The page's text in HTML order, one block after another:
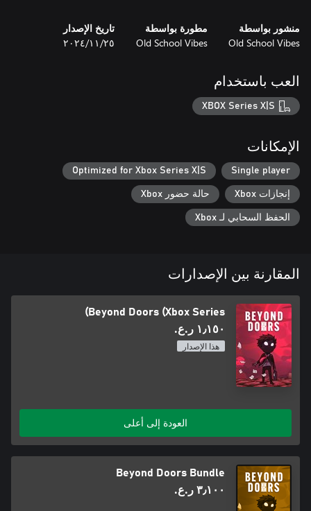
منشور بواسطة
Old School Vibes
مطورة بواسطة
Old School Vibes
تاريخ الإصدار
٢٥‏/١١‏/٢٠٢٤
العب باستخدام
XBOX Series X|S
الإمكانات
Single player
Optimized for Xbox Series X|S
إنجازات Xbox حالة حضور Xbox
الحفظ السحابي لـ Xbox
المقارنة بين الإصدارات
Beyond Doors (Xbox Series)
١٫١٥٠ ر.ع.‏
هذا الإصدار
العودة إلى أعلى
Beyond Doors Bundle
٣٫١٠٠ ر.ع.‏